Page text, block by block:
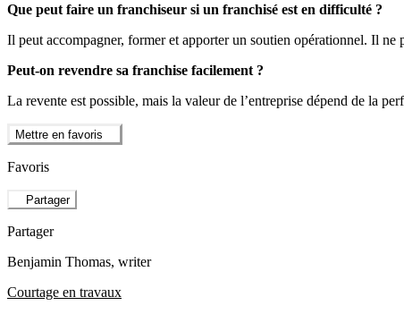
Que peut faire un franchiseur si un franchisé est en difficulté ?
Il peut accompagner, former et apporter un soutien opérationnel. Il ne
Peut-on revendre sa franchise facilement ?
La revente est possible, mais la valeur de l’entreprise dépend de la
Mettre en favoris
Favoris
Partager
Partager
Benjamin Thomas, writer
Courtage en travaux